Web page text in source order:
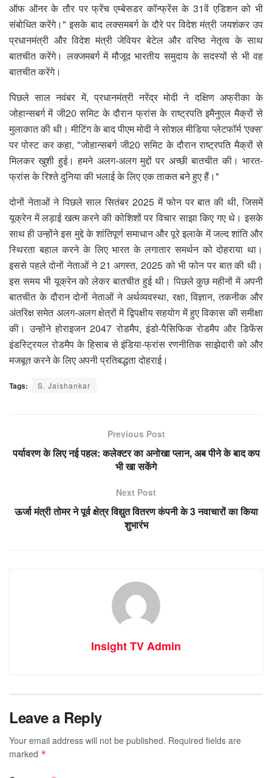
ऑफ ऑनर के तौर पर फ्रेंच एम्बेसडर कॉन्फ्रेंस के 31वें एडिशन को भी
संबोधित करेंगे।" इसके बाद लक्समबर्ग के दौरे पर विदेश मंत्री जयशंकर उप
प्रधानमंत्री और विदेश मंत्री जेवियर बेटेल और वरिष्ठ नेतृत्व के साथ
बातचीत करेंगे। लक्जमबर्ग में मौजूद भारतीय समुदाय के सदस्यों से भी वह
बातचीत करेंगे।
पिछले साल नवंबर में, प्रधानमंत्री नरेंद्र मोदी ने दक्षिण अफ्रीका के
जोहान्सबर्ग में जी20 समिट के दौरान फ्रांस के राष्ट्रपति इमैनुएल मैक्रों से
मुलाकात की थी। मीटिंग के बाद पीएम मोदी ने सोशल मीडिया प्लेटफॉर्म 'एक्स'
पर पोस्ट कर कहा, "जोहान्सबर्ग जी20 समिट के दौरान राष्ट्रपति मैक्रों से
मिलकर खुशी हुई। हमने अलग-अलग मुद्दों पर अच्छी बातचीत की। भारत-
फ्रांस के रिश्ते दुनिया की भलाई के लिए एक ताकत बने हुए हैं।"
दोनों नेताओं ने पिछले साल सितंबर 2025 में फोन पर बात की थी, जिसमें
यूक्रेन में लड़ाई खत्म करने की कोशिशों पर विचार साझा किए गए थे। इसके
साथ ही उन्होंने इस मुद्दे के शांतिपूर्ण समाधान और पूरे इलाके में जल्द शांति और
स्थिरता बहाल करने के लिए भारत के लगातार समर्थन को दोहराया था।
इससे पहले दोनों नेताओं ने 21 अगस्त, 2025 को भी फोन पर बात की थी।
इस समय भी यूक्रेन को लेकर बातचीत हुई थी। पिछले कुछ महीनों में अपनी
बातचीत के दौरान दोनों नेताओं ने अर्थव्यवस्था, रक्षा, विज्ञान, तकनीक और
अंतरिक्ष समेत अलग-अलग क्षेत्रों में द्विपक्षीय सहयोग में हुए विकास की समीक्षा
की। उन्होंने होराइजन 2047 रोडमैप, इंडो-पैसिफिक रोडमैप और डिफेंस
इंडस्ट्रियल रोडमैप के हिसाब से इंडिया-फ्रांस रणनीतिक साझेदारी को और
मजबूत करने के लिए अपनी प्रतिबद्धता दोहराई।
Tags: S. Jaishankar
Previous Post
पर्यावरण के लिए नई पहल: कलेक्टर का अनोखा प्लान, अब पीने के बाद कप
भी खा सकेंगे
Next Post
ऊर्जा मंत्री तोमर ने पूर्व क्षेत्र विद्युत वितरण कंपनी के 3 नवाचारों का किया
शुभारंभ
Insight TV Admin
Leave a Reply
Your email address will not be published. Required fields are
marked *